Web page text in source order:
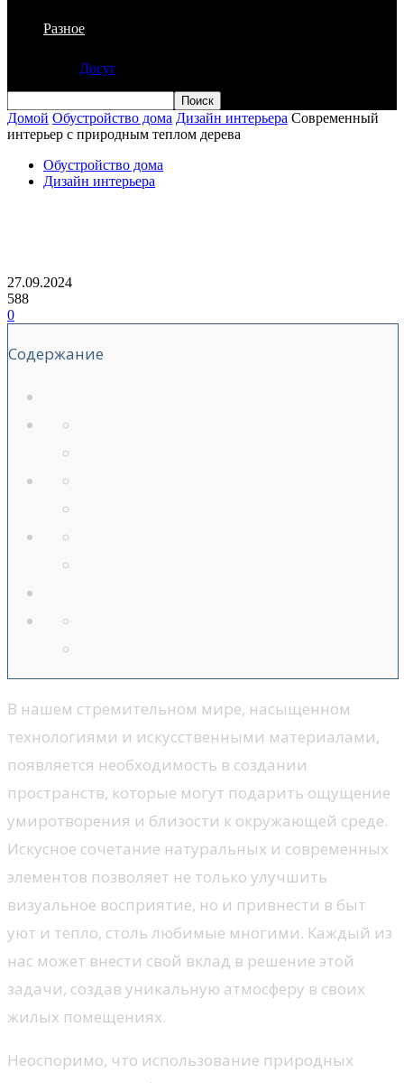
Разное
Досуг
Домой Обустройство дома Дизайн интерьера Современный
интерьер с природным теплом дерева
Обустройство дома
Дизайн интерьера
27.09.2024
588
0
Содержание
В нашем стремительном мире, насыщенном
технологиями и искусственными материалами,
появляется необходимость в создании
пространств, которые могут подарить ощущение
умиротворения и близости к окружающей среде.
Искусное сочетание натуральных и современных
элементов позволяет не только улучшить
визуальное восприятие, но и привнести в быт
уют и тепло, столь любимые многими. Каждый из
нас может внести свой вклад в решение этой
задачи, создав уникальную атмосферу в своих
жилых помещениях.
Неоспоримо, что использование природных